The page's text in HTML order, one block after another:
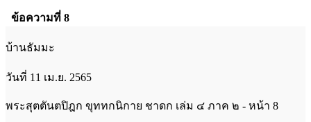
ข้อความที่ 8
บ้านธัมมะ
วันที่ 11 เม.ย. 2565
พระสุตตันตปิฎก ขุททกนิกาย ชาดก เล่ม ๔ ภาค ๒ - หน้า 8